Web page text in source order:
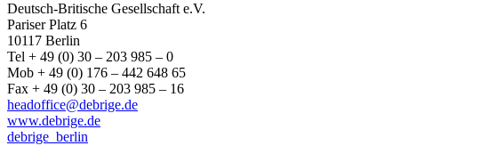
Deutsch-Britische Gesellschaft e.V.
Pariser Platz 6
10117 Berlin
Tel + 49 (0) 30 – 203 985 – 0
Mob + 49 (0) 176 – 442 648 65
Fax + 49 (0) 30 – 203 985 – 16
headoffice@debrige.de
www.debrige.de
debrige_berlin